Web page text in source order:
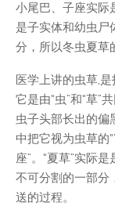
小尾巴、子座实际
是子实体和幼虫尸
分，所以冬虫夏草
医学上讲的虫草,
它是由“虫”和“草”
虫子头部长出的偏
中把它视为虫草的
座”。“夏草”实际
不可分割的一部分
送的过程。